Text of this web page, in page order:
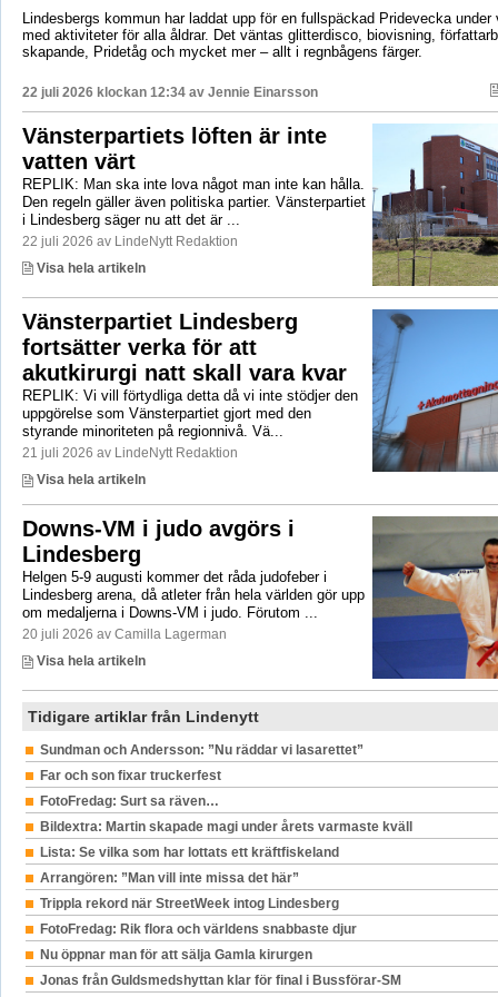
Lindesbergs kommun har laddat upp för en fullspäckad Pridevecka
med aktiviteter för alla åldrar. Det väntas glitterdisco, biovisning,
skapande, Pridetåg och mycket mer – allt i regnbågens färger.
22 juli 2026 klockan 12:34 av Jennie Einarsson
Vänsterpartiets löften är inte
vatten värt
REPLIK: Man ska inte lova något man inte kan hålla.
Den regeln gäller även politiska partier. Vänsterpartiet
i Lindesberg säger nu att det är ...
22 juli 2026 av LindeNytt Redaktion
Visa hela artikeln
Vänsterpartiet Lindesberg
fortsätter verka för att
akutkirurgi natt skall vara kvar
REPLIK: Vi vill förtydliga detta då vi inte stödjer den
uppgörelse som Vänsterpartiet gjort med den
styrande minoriteten på regionnivå. Vä...
21 juli 2026 av LindeNytt Redaktion
Visa hela artikeln
Downs-VM i judo avgörs i
Lindesberg
Helgen 5-9 augusti kommer det råda judofeber i
Lindesberg arena, då atleter från hela världen gör upp
om medaljerna i Downs-VM i judo. Förutom ...
20 juli 2026 av Camilla Lagerman
Visa hela artikeln
Tidigare artiklar från Lindenytt
Sundman och Andersson: ”Nu räddar vi lasarettet”
Far och son fixar truckerfest
FotoFredag: Surt sa räven…
Bildextra: Martin skapade magi under årets varmaste kväll
Lista: Se vilka som har lottats ett kräftfiskeland
Arrangören: ”Man vill inte missa det här”
Trippla rekord när StreetWeek intog Lindesberg
FotoFredag: Rik flora och världens snabbaste djur
Nu öppnar man för att sälja Gamla kirurgen
Jonas från Guldsmedshyttan klar för final i Bussförar-SM